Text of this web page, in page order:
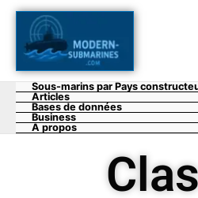
Aller
contenu
Sous-marins par Pays
Articles
Bases de données
Business
A propos